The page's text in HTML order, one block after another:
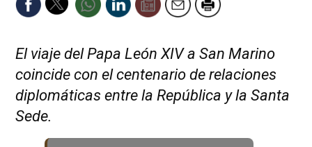
El viaje del Papa León XIV a San Marino
coincide con el centenario de relaciones
diplomáticas entre la República y la Santa
Sede.